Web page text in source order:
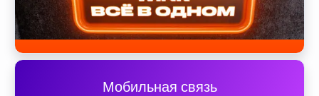
Мобильная связь